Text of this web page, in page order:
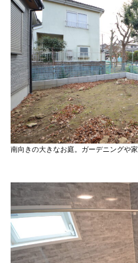
南向きの大きなお庭。ガーデニングや